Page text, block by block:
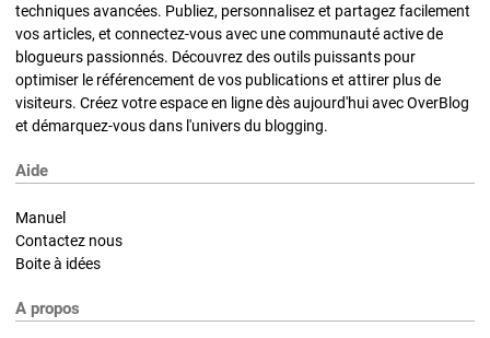
techniques avancées. Publiez, personnalisez et partagez facilement
vos articles, et connectez-vous avec une communauté active de
blogueurs passionnés. Découvrez des outils puissants pour
optimiser le référencement de vos publications et attirer plus de
visiteurs. Créez votre espace en ligne dès aujourd'hui avec OverBlog
et démarquez-vous dans l'univers du blogging.
Aide
Manuel
Contactez nous
Boite à idées
A propos